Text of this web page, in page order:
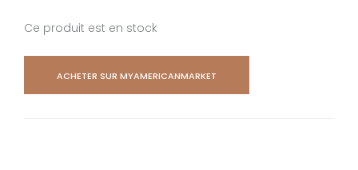
Ce produit est en stock
ACHETER SUR MYAMERICANMARKET